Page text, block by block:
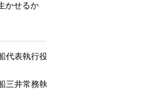
かせるか
代表執行役
三井常務執